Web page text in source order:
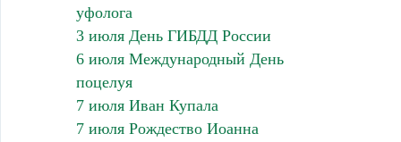
уфолога
3 июля День ГИБДД России
6 июля Международный День
поцелуя
7 июля Иван Купала
7 июля Рождество Иоанна